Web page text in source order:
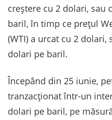
creştere cu 2 dolari, sau
baril, în timp ce preţul
(WTI) a urcat cu 2 dolari,
dolari pe baril.
Începând din 25 iunie,
tranzacţionat într-un
dolari pe baril, pe